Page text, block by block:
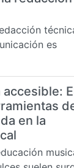
es
en la